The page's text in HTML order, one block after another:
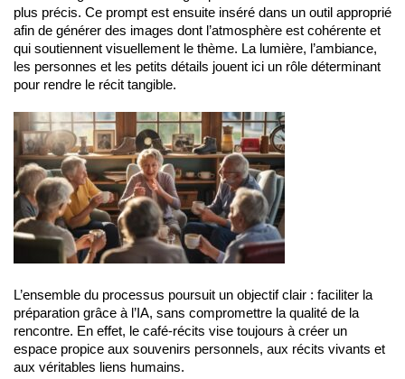
plus précis. Ce prompt est ensuite inséré dans un outil approprié
afin de générer des images dont l’atmosphère est cohérente et
qui soutiennent visuellement le thème. La lumière, l’ambiance,
les personnes et les petits détails jouent ici un rôle déterminant
pour rendre le récit tangible.
L’ensemble du processus poursuit un objectif clair : faciliter la
préparation grâce à l’IA, sans compromettre la qualité de la
rencontre. En effet, le café-récits vise toujours à créer un
espace propice aux souvenirs personnels, aux récits vivants et
aux véritables liens humains.